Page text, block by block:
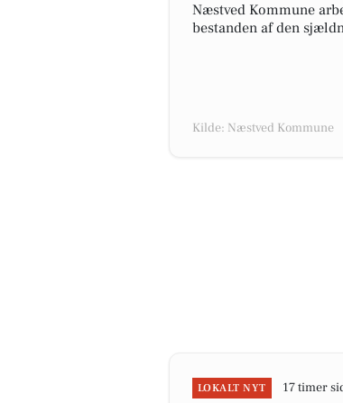
Næstved Kommune
bestanden af den
Kilde: Næstved Kommune
LOKALT NYT 17 timer